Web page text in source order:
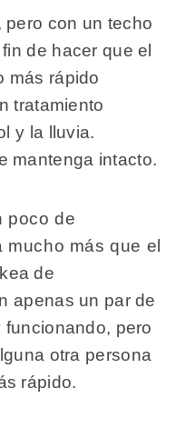
pero con un techo
de hacer que el
más rápido
tratamiento
y la lluvia.
mantenga intacto.
poco de
más que el
de
apenas un par de
funcionando, pero
otra persona
rápido.